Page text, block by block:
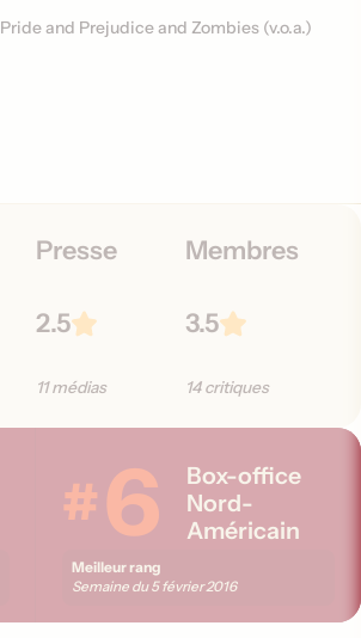
Pride and Prejudice and Zombies (v.o.a.)
Presse
2.5
11 médias
Membres
3.5
14 critiques
#6
Box-office
Nord-
Américain
Meilleur rang
Semaine du5 février 2016